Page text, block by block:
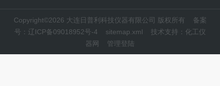
Copyright©2026 大连日普利科技仪器有限公司 版权所有 备案
号：辽ICP备09018952号-4
sitemap.xml 技术支持： 化工仪
器网
管理登陆